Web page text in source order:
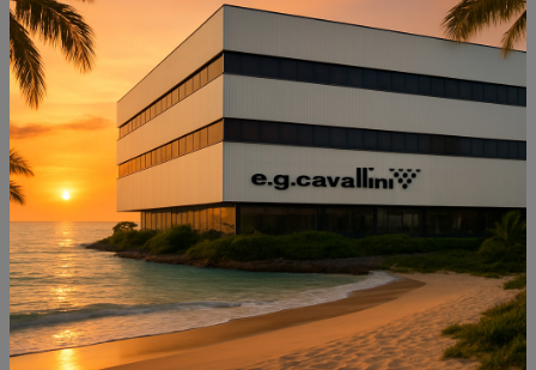
cottura, FlexiCook, Booster per ogni singola
zona, comandi con slider touch control, timer di
fine cottura per ogni zona, spie di calore
residuo, sicurezza bambini.
FornoAEG: da incasso, acciaio inox,
multifunzione, 8 funzioni, volume cavità 74 litri,
display digitale, manopole pop in / pop out, 5
livelli di posizionamento teglie, porta con 3
vetri, porta removibile, cavità interna con
smalto Easy to Clean, illuminazione interna,
chiusura Soft Motion.
MicroondeAEG: da incasso, acciaio inox
antimpronta, capacità 26 litri, display digitale,
ricettario con 8 ricette preimpostate, 5 livelli di